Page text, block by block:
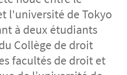
l'université de Tokyo
à deux étudiants
Collège de droit
facultés de droit et